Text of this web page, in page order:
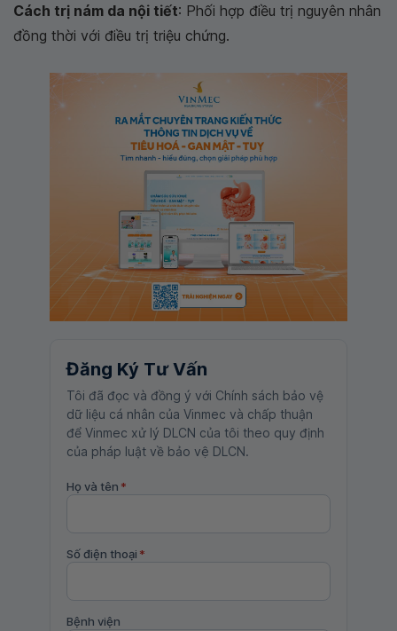
Cách trị nám da nội tiết: Phối hợp điều trị nguyên nhân
đồng thời với điều trị triệu chứng.
Đăng Ký Tư Vấn
Tôi đã đọc và đồng ý với Chính sách bảo vệ
dữ liệu cá nhân của Vinmec và chấp thuận
để Vinmec xử lý DLCN của tôi theo quy định
của pháp luật về bảo vệ DLCN.
Họ và tên *
Số điện thoại *
Bệnh viện